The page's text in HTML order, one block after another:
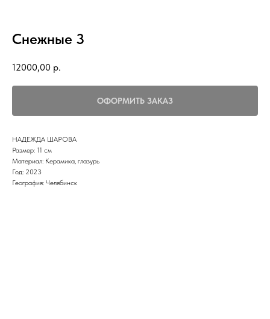
Снежные 3
12000,00 р.
ОФОРМИТЬ ЗАКАЗ
НАДЕЖДА ШАРОВА
Размер: 11 см
Материал: Керамика, глазурь
Год: 2023
География: Челябинск